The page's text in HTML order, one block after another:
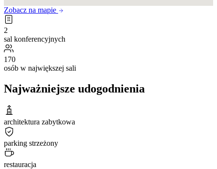
Zobacz na mapie
2
sal konferencyjnych
170
osób w największej sali
Najważniejsze udogodnienia
architektura zabytkowa
parking strzeżony
restauracja